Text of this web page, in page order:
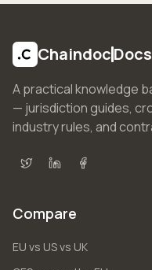
ChaindocDocs
A practical knowledge
— jurisdiction guides,
industry rules, and
X (Twitter)
LinkedInFacebook
Compare
EU vs US vs UK